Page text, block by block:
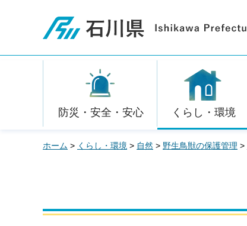
石川県
防災・安全・安心 くらし・環境
ホーム > くらし・環境 > 自然 > 野生鳥獣の保護管理 >